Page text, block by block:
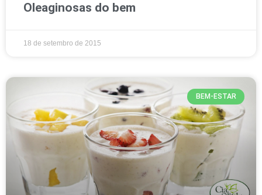
Oleaginosas do bem
18 de setembro de 2015
BEM-ESTAR